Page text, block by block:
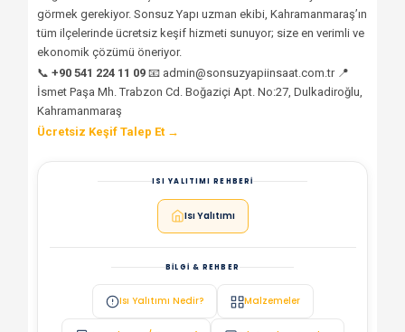
görmek gerekiyor. Sonsuz Yapı uzman ekibi, Kahramanmaraş’ın
tüm ilçelerinde ücretsiz keşif hizmeti sunuyor; size en verimli ve
ekonomik çözümü öneriyor.
📞 +90 541 224 11 09 📧 admin@sonsuzyapiinsaat.com.tr 📍
İsmet Paşa Mh. Trabzon Cd. Boğaziçi Apt. No:27, Dulkadiroğlu,
Kahramanmaraş
Ücretsiz Keşif Talep Et →
ISI YALITIMI REHBERI
Isı Yalıtımı
BILGI & REHBER
Isı Yalıtımı Nedir? Malzemeler